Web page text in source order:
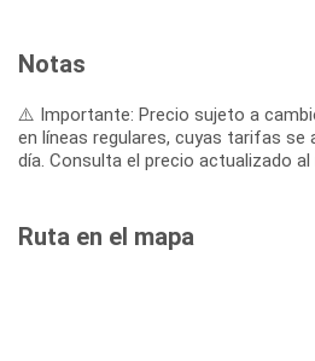
Notas
⚠️ Importante: Precio sujeto a
en líneas regulares, cuyas tarifas se
día. Consulta el precio actualizado al
Ruta en el mapa